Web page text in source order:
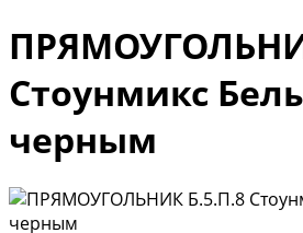
Стоунмикс
черным